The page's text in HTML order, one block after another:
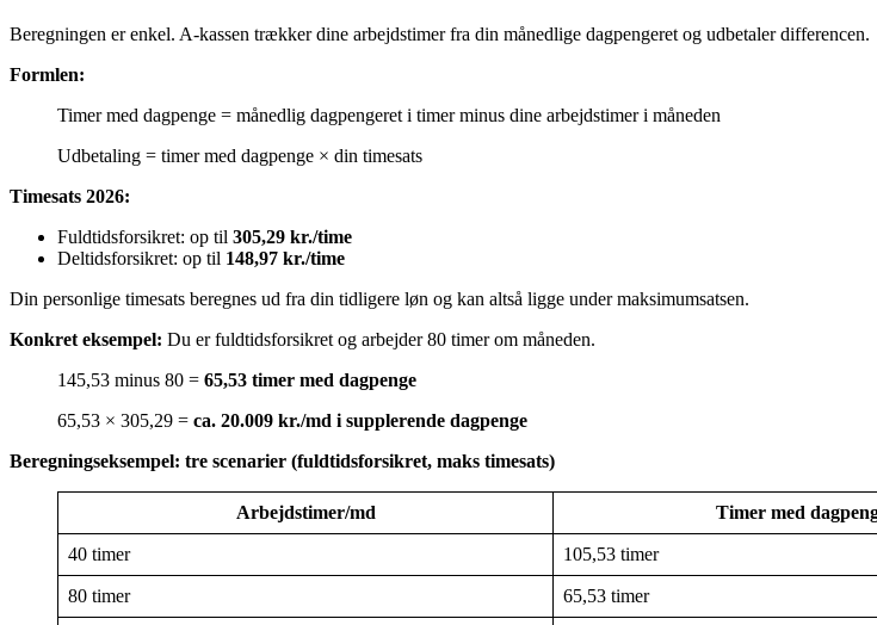
Beregningen er enkel. A-kassen trækker dine arbejdstimer fra din månedlige dagpengeret og udbetaler differencen.
Formlen:
Timer med dagpenge = månedlig dagpengeret i timer minus dine arbejdstimer i måneden
Udbetaling = timer med dagpenge × din timesats
Timesats 2026:
Fuldtidsforsikret: op til 305,29 kr./time
Deltidsforsikret: op til 148,97 kr./time
Din personlige timesats beregnes ud fra din tidligere løn og kan altså ligge under maksimumsatsen.
Konkret eksempel: Du er fuldtidsforsikret og arbejder 80 timer om måneden.
145,53 minus 80 = 65,53 timer med dagpenge
65,53 × 305,29 = ca. 20.009 kr./md i supplerende dagpenge
Beregningseksempel: tre scenarier (fuldtidsforsikret, maks timesats)
Arbejdstimer/md Timer med
40 timer 105,53 timer
80 timer 65,53 timer